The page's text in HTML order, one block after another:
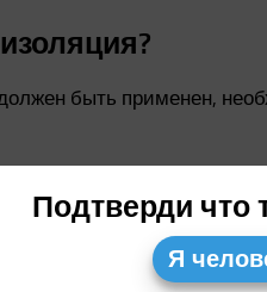
быть применен,
речь, музыка,
стук от падения
применяются меры
Подтверди что
Я